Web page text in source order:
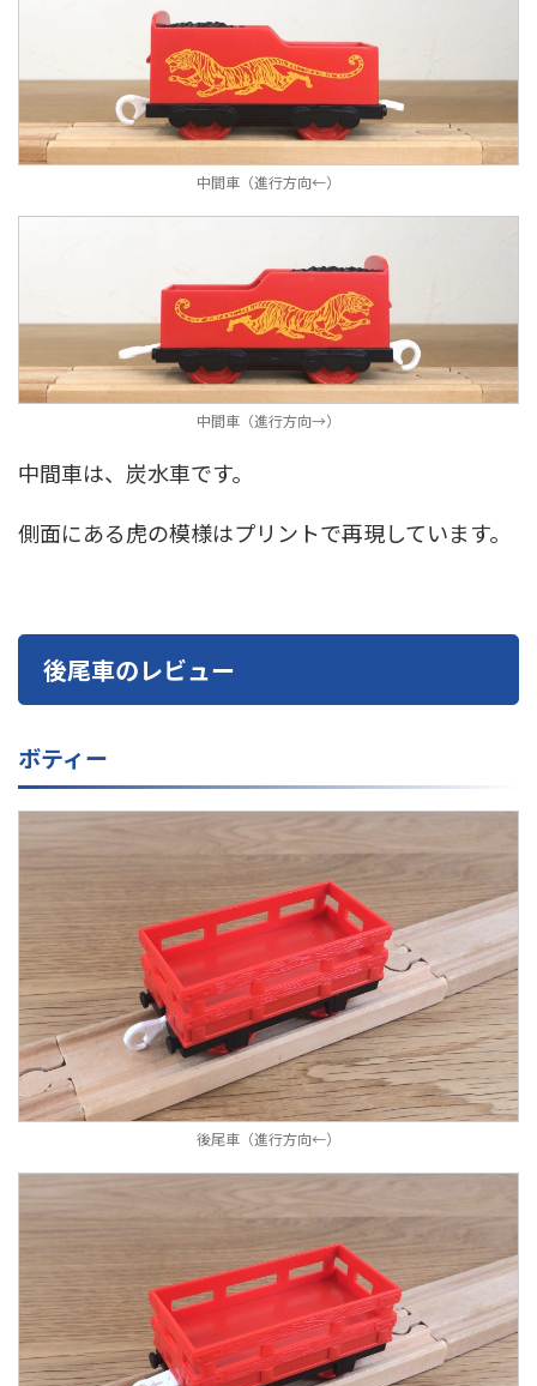
中間車（進行方向←）
中間車（進行方向→）
中間車は、炭水車です。
側面にある虎の模様はプリントで再現しています。
後尾車のレビュー
ボティー
後尾車（進行方向←）